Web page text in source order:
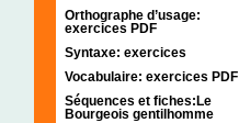
Orthographe d’usage:
exercices PDF
Syntaxe: exercices
Vocabulaire: exercices PDF
Séquences et fiches:Le
Bourgeois gentilhomme